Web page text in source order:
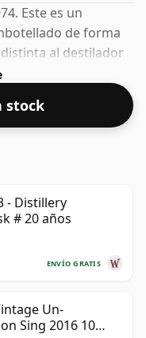
Este es un
de forma
al destilador
Viene en una
con un ABV
stock
- Distillery
# 20 años
ENVÍO GRATIS
Un-
Sing 2016 10